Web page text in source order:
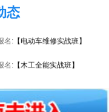
态
名:【木工全能实战班】
名:【液晶电视维修实战班】